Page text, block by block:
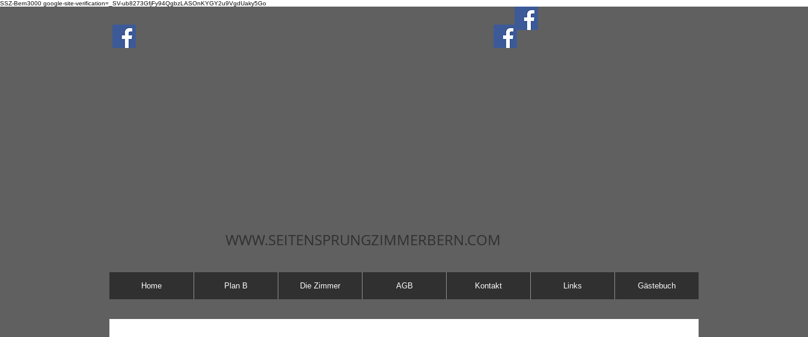
SSZ-Bern3000 google-site-verification=_SV-ub8273GfjFy94QgbzLASOnKYGY2u9VgdUaky5Go
WWW.SEITENSPRUNGZIMMERBERN.COM
Home Plan B Die Zimmer AGB Kontakt Links Gästebuch